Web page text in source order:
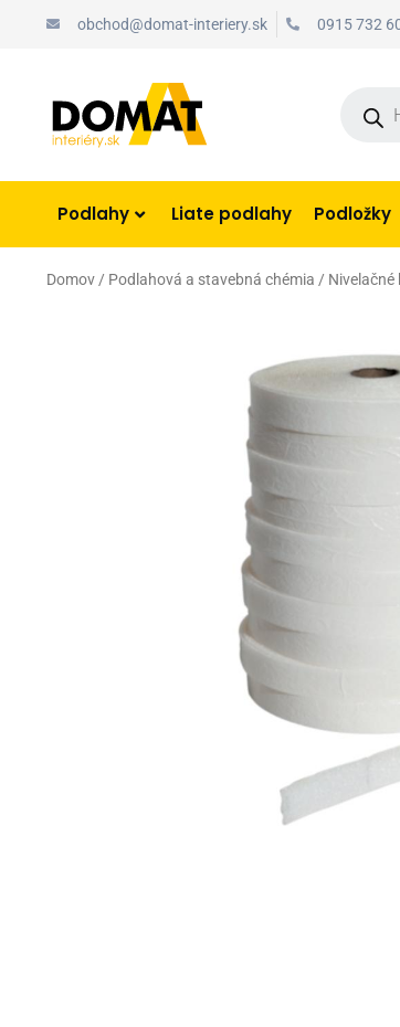
obchod@domat-interiery.sk 0915 732
Podlahy Liate podlahy Podložky
Domov / Podlahová a stavebná chémia / Nivelačné